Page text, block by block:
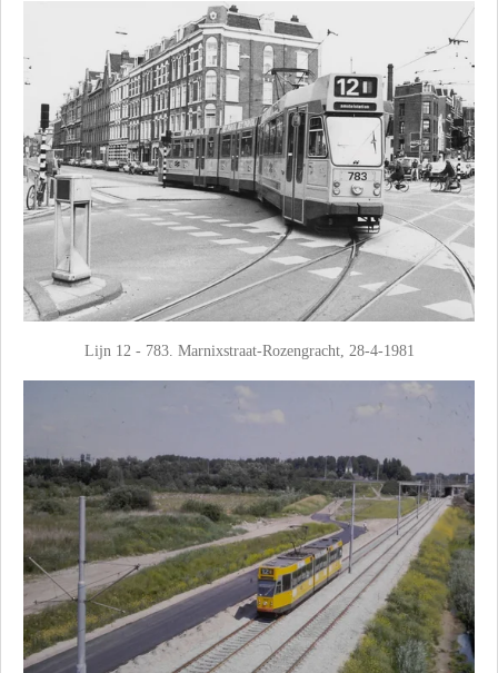
Lijn 12 - 783. Marnixstraat-Rozengracht, 28-4-1981